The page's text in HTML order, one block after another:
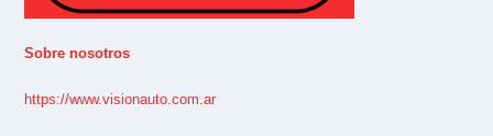
Sobre nosotros
https://www.visionauto.com.ar